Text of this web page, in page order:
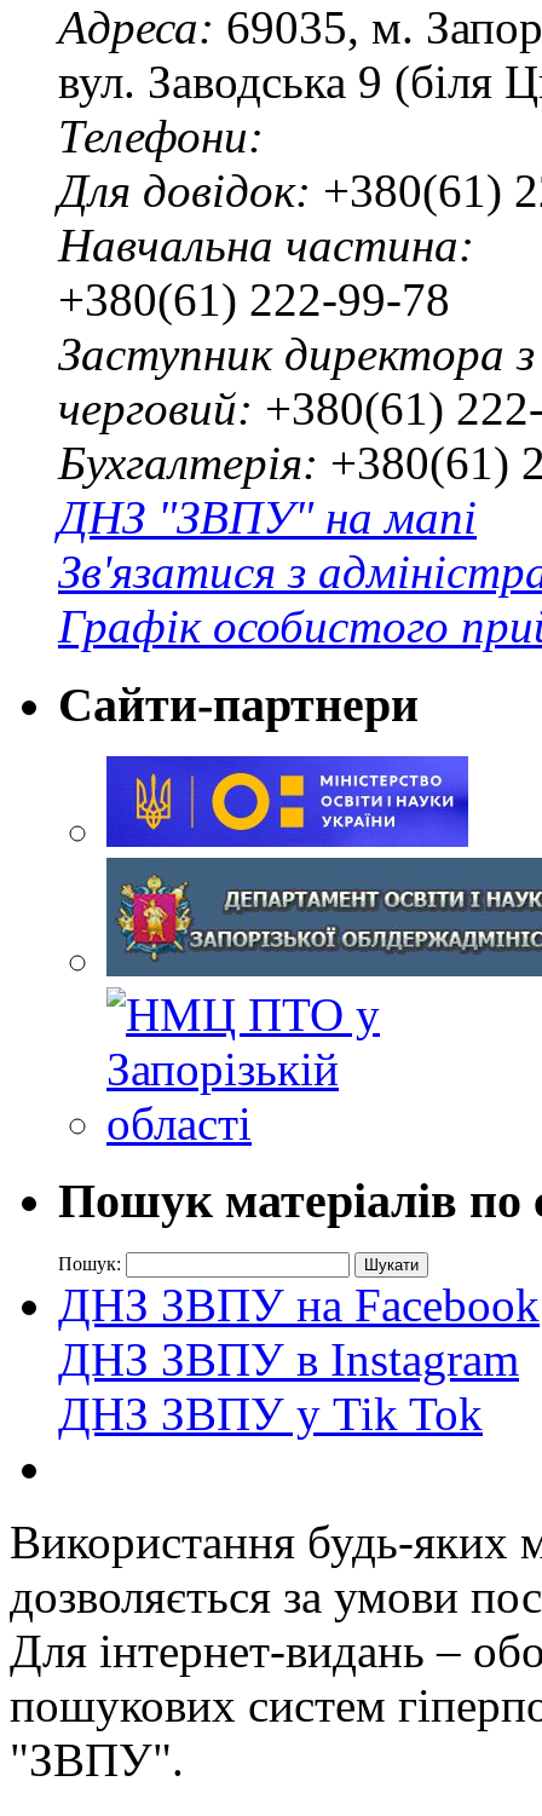
Адреса: 69035, м.
вул. Заводська 9 (біля
Телефони:
Для довідок: +380(61)
Навчальна частина:
+380(61) 222-99-78
Заступник директора
черговий: +380(61)
Бухгалтерія: +380(61)
ДНЗ "ЗВПУ" на мапі
Зв'язатися з
Графік особистого
Сайти-партнери
Пошук матеріалів по
Пошук:
ДНЗ ЗВПУ на Facebook
ДНЗ ЗВПУ в Instagram
ДНЗ ЗВПУ у Tik Tok
Використання будь-яких
дозволяється за умови
Для інтернет-видань –
пошукових систем
"ЗВПУ".